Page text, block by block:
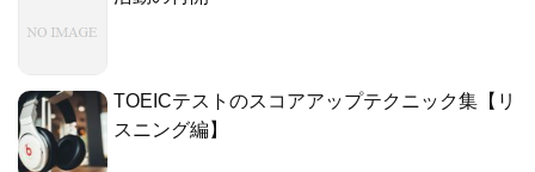
TOEICテストのスコアアップテクニック集【リ
スニング編】